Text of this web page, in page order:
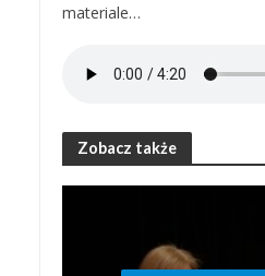
materiale…
Zobacz także